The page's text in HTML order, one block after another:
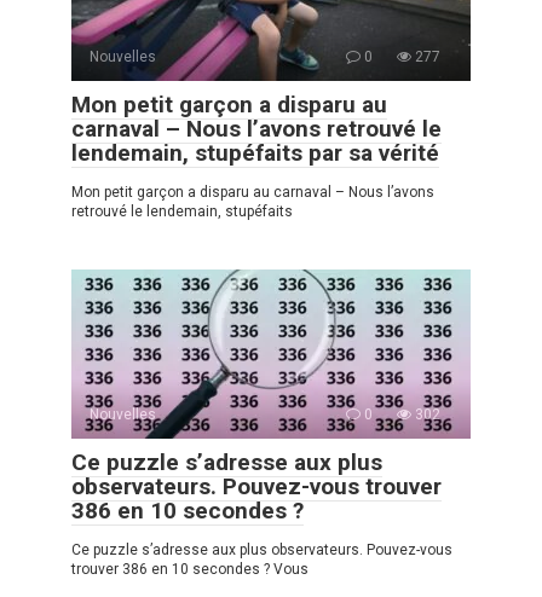
Nouvelles 0 277
Mon petit garçon a disparu au
carnaval – Nous l’avons retrouvé le
lendemain, stupéfaits par sa vérité
Mon petit garçon a disparu au carnaval – Nous l’avons
retrouvé le lendemain, stupéfaits
Nouvelles 0 302
Ce puzzle s’adresse aux plus
observateurs. Pouvez-vous trouver
386 en 10 secondes ?
Ce puzzle s’adresse aux plus observateurs. Pouvez-vous
trouver 386 en 10 secondes ? Vous